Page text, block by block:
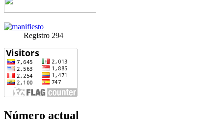
Registro 294
Número actual